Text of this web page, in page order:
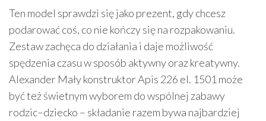
Ten model sprawdzi się jako prezent, gdy chcesz
podarować coś, co nie kończy się na rozpakowaniu.
Zestaw zachęca do działania i daje możliwość
spędzenia czasu w sposób aktywny oraz kreatywny.
Alexander Mały konstruktor Apis 226 el. 1501 może
być też świetnym wyborem do wspólnej zabawy
rodzic–dziecko – składanie razem bywa najbardziej